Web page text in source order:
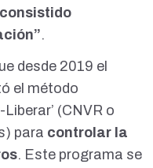
.
desde 2019 el
el método
(CNVR o
para controlar la
. Este programa se